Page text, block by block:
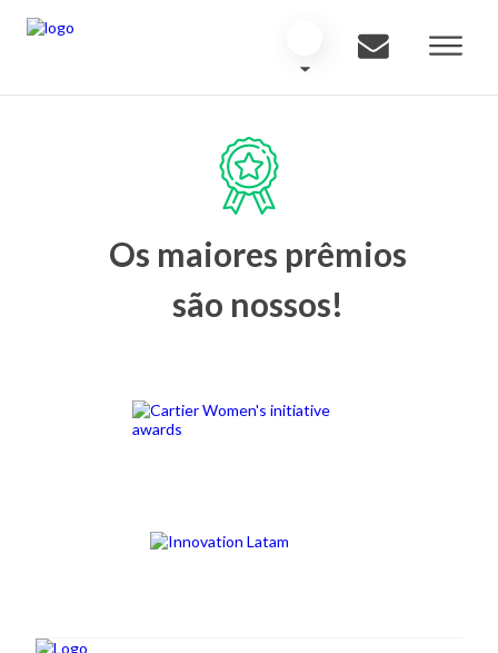
Os maiores prêmios
são nossos!